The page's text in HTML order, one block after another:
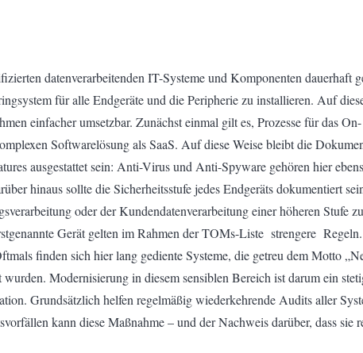
datenverarbeitenden IT-Systeme und Komponenten dauerhaft
für alle Endgeräte und die Peripherie zu installieren. Auf
einfacher umsetzbar. Zunächst einmal gilt es, Prozesse für das
Softwarelösung als SaaS. Auf diese Weise bleibt die
ausgestattet sein: Anti-Virus und Anti-Spyware gehören hier
hinaus sollte die Sicherheitsstufe jedes Endgeräts dokumentiert
oder der Kundendatenverarbeitung einer höheren Stufe
Gerät gelten im Rahmen der TOMs-Liste strengere
finden sich hier lang gediente Systeme, die getreu dem Motto
Modernisierung in diesem sensiblen Bereich ist darum ein
Grundsätzlich helfen regelmäßig wiederkehrende Audits aller
kann diese Maßnahme – und der Nachweis darüber, dass sie